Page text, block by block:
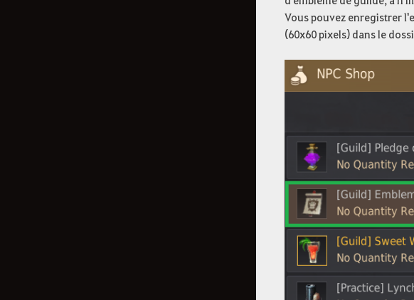
Vous pouvez enregistrer
(60x60 pixels) dans le